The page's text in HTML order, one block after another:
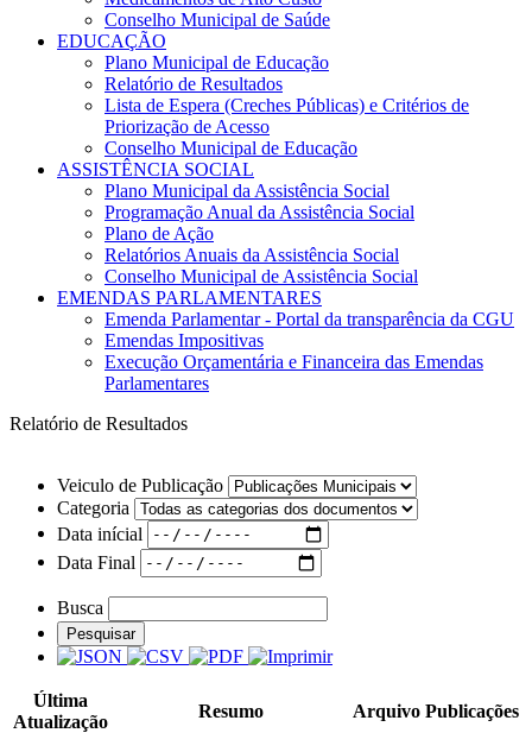
Conselho Municipal de Saúde
EDUCAÇÃO
Plano Municipal de Educação
Relatório de Resultados
Lista de Espera (Creches Públicas) e Critérios de
Priorização de Acesso
Conselho Municipal de Educação
ASSISTÊNCIA SOCIAL
Plano Municipal da Assistência Social
Programação Anual da Assistência Social
Plano de Ação
Relatórios Anuais da Assistência Social
Conselho Municipal de Assistência Social
EMENDAS PARLAMENTARES
Emenda Parlamentar - Portal da transparência da CGU
Emendas Impositivas
Execução Orçamentária e Financeira das Emendas
Parlamentares
Relatório de Resultados
Veiculo de Publicação
Categoria
Data inícial
Data Final
Busca
Pesquisar
Última
Atualização
Resumo Arquivo Publicações